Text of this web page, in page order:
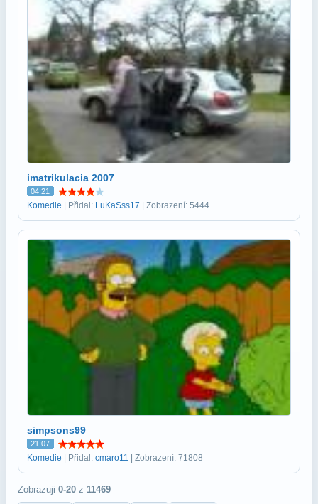
imatrikulacia 2007
04:21
Komedie | Přidal: LuKaSss17 | Zobrazení: 5444
simpsons99
21:07
Komedie | Přidal: cmaro11 | Zobrazení: 71808
Zobrazuji 0-20 z 11469